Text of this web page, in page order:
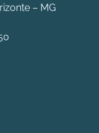
– MG